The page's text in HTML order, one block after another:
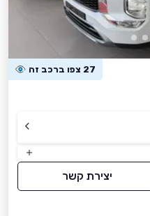
27 צפו ברכב זה
יצירת קשר